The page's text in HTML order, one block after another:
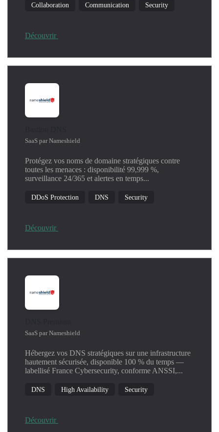
Network
Productivity
SIEM
Windows
Collaboration Communication Security
Découvrir
SaaS par Nameshield
Protégez vos noms de domaine stratégiques contre
toutes les menaces : disponibilité 99,999 %,
surveillance 24/365 et alertes en temps...
DDoS Protection DNS Security
Découvrir
SaaS par Nameshield
Hébergez vos DNS stratégiques sur une infrastructure
hautement sécurisée, disponible 100 % du temps —
labellisé France Cybersecurity, conforme ANSSI,...
DNS High Availability Security
Découvrir